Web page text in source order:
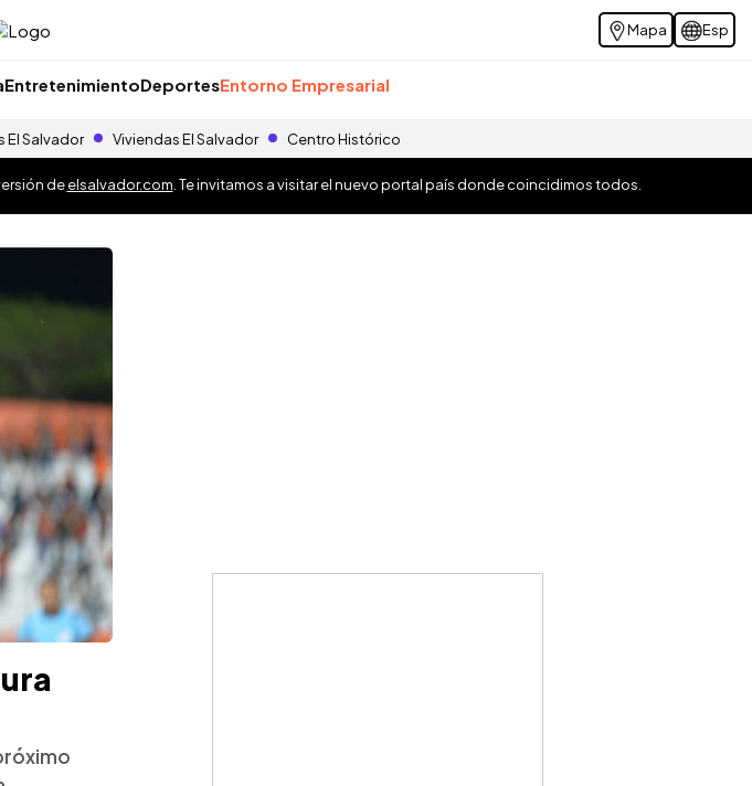
Mapa Esp
EntretenimientoDeportesEntorno Empresarial
El Salvador Viviendas El Salvador Centro Histórico
deelsalvador.com . Te invitamos a visitar el nuevo portal país donde coincidimos todos.